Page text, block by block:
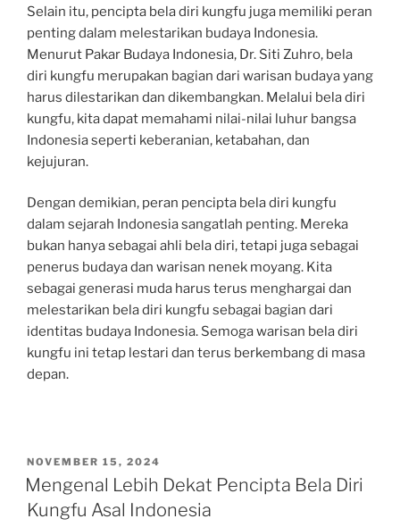
Selain itu, pencipta bela diri kungfu juga memiliki peran
penting dalam melestarikan budaya Indonesia.
Menurut Pakar Budaya Indonesia, Dr. Siti Zuhro, bela
diri kungfu merupakan bagian dari warisan budaya yang
harus dilestarikan dan dikembangkan. Melalui bela diri
kungfu, kita dapat memahami nilai-nilai luhur bangsa
Indonesia seperti keberanian, ketabahan, dan
kejujuran.
Dengan demikian, peran pencipta bela diri kungfu
dalam sejarah Indonesia sangatlah penting. Mereka
bukan hanya sebagai ahli bela diri, tetapi juga sebagai
penerus budaya dan warisan nenek moyang. Kita
sebagai generasi muda harus terus menghargai dan
melestarikan bela diri kungfu sebagai bagian dari
identitas budaya Indonesia. Semoga warisan bela diri
kungfu ini tetap lestari dan terus berkembang di masa
depan.
POSTED
ON
NOVEMBER 15, 2024
Mengenal Lebih Dekat Pencipta Bela Diri
Kungfu Asal Indonesia